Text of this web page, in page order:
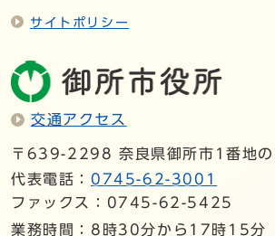
サイトポリシー
交通アクセス
〒639-2298 奈良県御所市1番地
代表電話： 0745-62-3001
ファックス：0745-62-5425
業務時間：8時30分から17時15分